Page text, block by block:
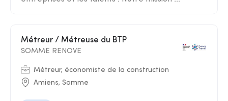
Métreur / Métreuse du BTP
SOMME RENOVE
Métreur, économiste de la construction
Amiens, Somme